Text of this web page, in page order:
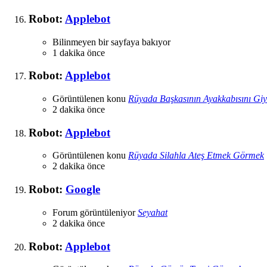
Robot: Applebot
Bilinmeyen bir sayfaya bakıyor
1 dakika önce
Robot: Applebot
Görüntülenen konu Rüyada Başkasının Ayakkabısını
2 dakika önce
Robot: Applebot
Görüntülenen konu Rüyada Silahla Ateş Etmek Görmek
2 dakika önce
Robot: Google
Forum görüntüleniyorSeyahat
2 dakika önce
Robot: Applebot